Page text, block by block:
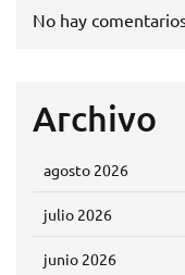
No hay
Archivo
agosto 2026
julio 2026
junio 2026